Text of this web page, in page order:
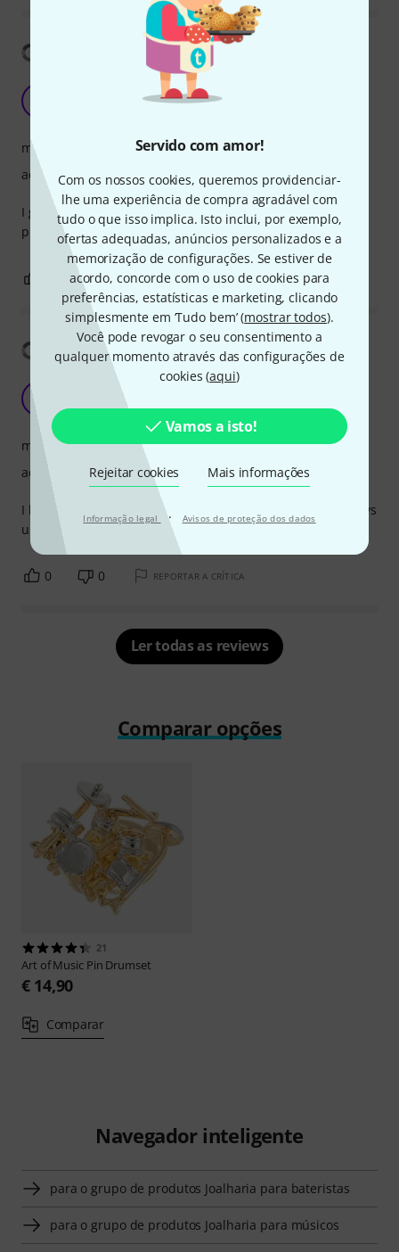
Servido com amor!
Com os nossos cookies, queremos providenciar-
lhe uma experiência de compra agradável com
tudo o que isso implica. Isto inclui, por exemplo,
ofertas adequadas, anúncios personalizados e a
memorização de configurações. Se estiver de
acordo, concorde com o uso de cookies para
preferências, estatísticas e marketing, clicando
simplesmente em ‘Tudo bem’ (mostrar todos).
Você pode revogar o seu consentimento a
qualquer momento através das configurações de
cookies (aqui)
Vamos a isto!
Rejeitar cookies Mais informações
Informação legal · Avisos de proteção dos dados
Mostrar tradução
I got my girlfriend who is learning drums this one as a
present, she never takes it off. it's so nice!
material
acabamento
0 REPORTAR A CRÍTICA
Mostrar tradução
irfnersahin 06.02.2024
I bought it for my son, the product is really stylish, he enjoys
using it
material
acabamento
0 0 REPORTAR A CRÍTICA
Ler todas as reviews
Comparar opções
21
Art of Music Pin Drumset
€ 14,90
Comparar
Navegador inteligente
para o grupo de produtos Joalharia para bateristas
para o grupo de produtos Joalharia para músicos